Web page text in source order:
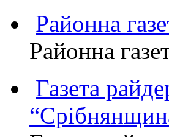
Районна
Районна
Газета